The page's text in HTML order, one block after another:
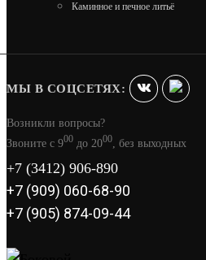
Каминное и печное литьё
МЫ В СОЦСЕТЯХ:
Возникли вопросы?
Звоните с 900 до 2000 , без выходных
+7 (3412) 906-890
+7 (909) 060-68-90
+7 (905) 874-09-44